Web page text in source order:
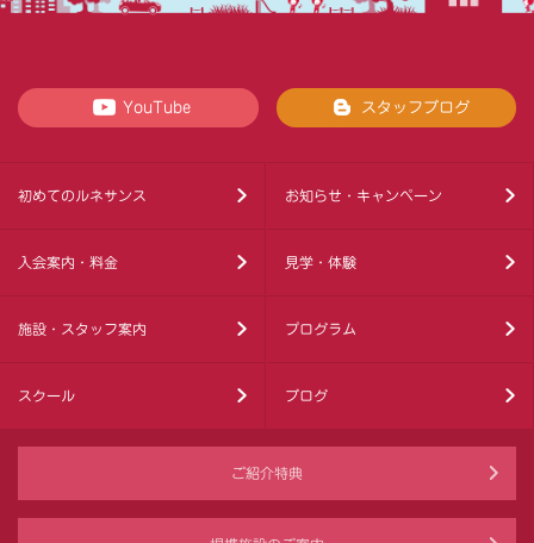
YouTube スタッフブログ
初めてのルネサンス お知らせ・キャンペーン
入会案内・料金 見学・体験
施設・スタッフ案内 プログラム
スクール ブログ
ご紹介特典